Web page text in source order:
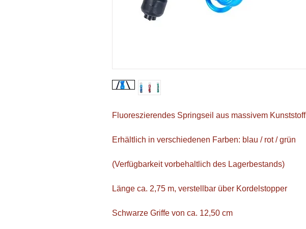
Fluoreszierendes Springseil aus massivem Kunststoff
Erhältlich in verschiedenen Farben: blau / rot / grün
(Verfügbarkeit vorbehaltlich des Lagerbestands)
Länge ca. 2,75 m, verstellbar über Kordelstopper
Schwarze Griffe von ca. 12,50 cm